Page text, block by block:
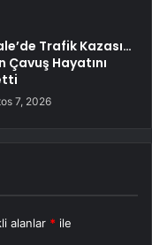
Trafik Kazası…
Çavuş Hayatını
7, 2026
alanlar * ile